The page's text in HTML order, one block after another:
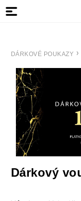
DÁRKOVÉ POUKAZY
Dárkový